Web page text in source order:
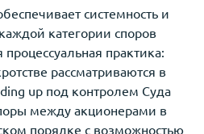
системность и
категории споров
процессуальная практика:
рассматриваются в
up под контролем Суда
между акционерами в
порядке с возможностью